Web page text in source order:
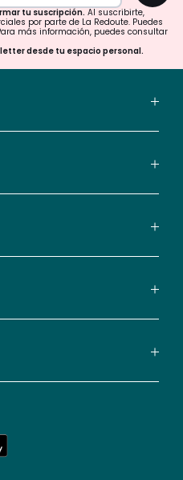
para
confirmar
tu
suscripción.
aceptas
comerciales
personalizadas
parte
Redoute.
de
en
cualquier
tu suscripción. Al suscribirte,
por parte de La Redoute. Puedes
más información, puedes consultar
desde tu espacio personal.